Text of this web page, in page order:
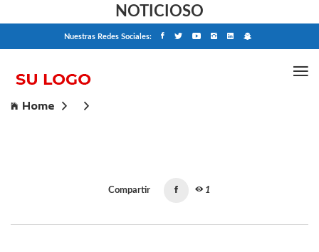
NOTICIOSO
Nuestras Redes Sociales:
Home
Compartir 1